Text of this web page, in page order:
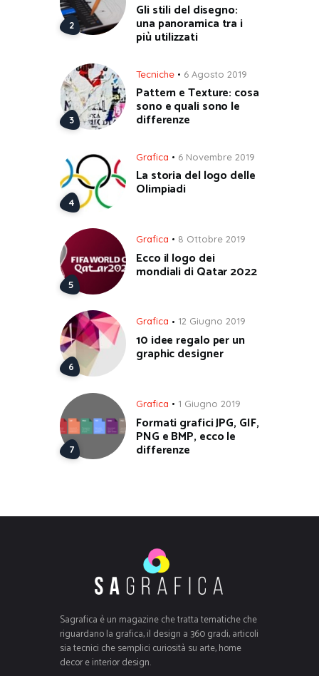
Gli stili del disegno:
una panoramica tra i
più utilizzati
Tecniche 6 Agosto 2019
Pattern e Texture: cosa
sono e quali sono le
differenze
Grafica 6 Novembre 2019
La storia del logo delle
Olimpiadi
Grafica 8 Ottobre 2019
Ecco il logo dei
mondiali di Qatar 2022
Grafica 12 Giugno 2019
10 idee regalo per un
graphic designer
Grafica 1 Giugno 2019
Formati grafici JPG, GIF,
PNG e BMP, ecco le
differenze
Sagrafica è un magazine che tratta tematiche che
riguardano la grafica, il design a 360 gradi, articoli
sia tecnici che semplici curiosità su arte, home
decor e interior design.